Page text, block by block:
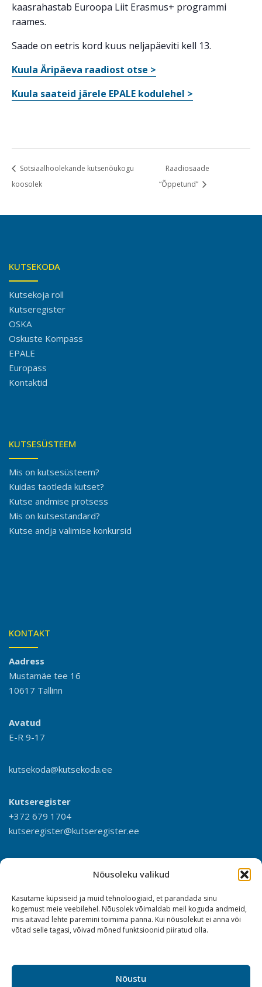
Nõusoleku valikud
Kasutame küpsiseid ja muid tehnoloogiaid, et parandada sinu
kogemust meie veebilehel. Nõusolek võimaldab meil koguda andmeid,
mis aitavad lehte paremini toimima panna. Kui nõusolekut ei anna või
võtad selle tagasi, võivad mõned funktsioonid piiratud olla.
Nõustu
kaasrahastab Euroopa Liit Erasmus+ programmi
raames.
Saade on eetris kord kuus neljapäeviti kell 13.
Kuula Äripäeva raadiost otse >
Kuula saateid järele EPALE kodulehel >
Sotsiaalhoolekande kutsenõukogu
koosolek
Raadiosaade
“Õppetund”
KUTSEKODA
Kutsekoja roll
Kutseregister
OSKA
Oskuste Kompass
EPALE
Europass
Kontaktid
KUTSESÜSTEEM
Mis on kutsesüsteem?
Kuidas taotleda kutset?
Kutse andmise protsess
Mis on kutsestandard?
Kutse andja valimise konkursid
KONTAKT
Aadress
Mustamäe tee 16
10617 Tallinn
Avatud
E-R 9-17
kutsekoda@kutsekoda.ee
Kutseregister
+372 679 1704
kutseregister@kutseregister.ee